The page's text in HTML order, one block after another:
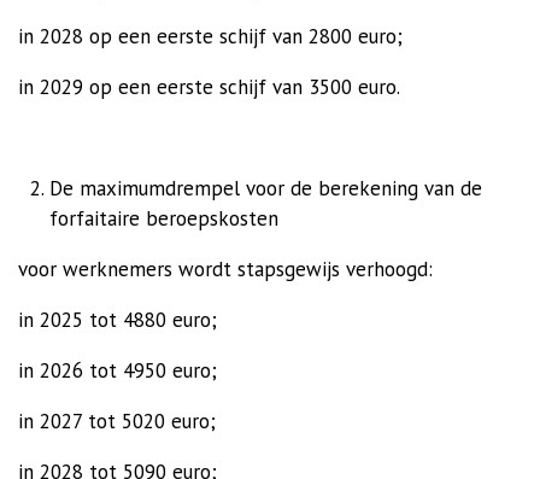
in 2028 op een eerste schijf van 2800 euro;
in 2029 op een eerste schijf van 3500 euro.
De maximumdrempel voor de berekening van de
forfaitaire beroepskosten
voor werknemers wordt stapsgewijs verhoogd:
in 2025 tot 4880 euro;
in 2026 tot 4950 euro;
in 2027 tot 5020 euro;
in 2028 tot 5090 euro;